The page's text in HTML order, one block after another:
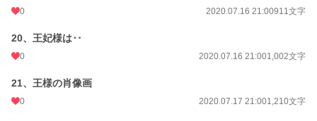
0 2020.07.16 21:00911文字
20、王妃様は‥
0 2020.07.16 21:001,002文字
21、王様の肖像画
0 2020.07.17 21:001,210文字